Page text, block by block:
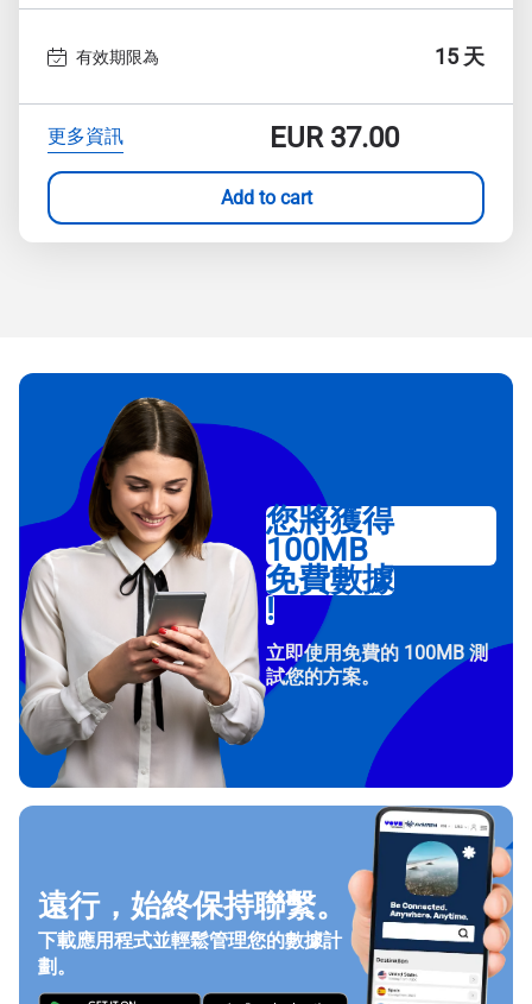
有效期限為 15 天
更多資訊 EUR37.00
Add to cart
您將獲得
100MB
免費數據
!
立即使用免費的 100MB 測
試您的方案。
遠行，始終保持聯繫。
下載應用程式並輕鬆管理您的數據計
劃。